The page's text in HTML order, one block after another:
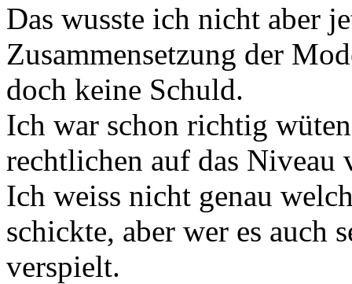
Das wusste ich nicht aber
Zusammensetzung der
doch keine Schuld.
Ich war schon richtig
rechtlichen auf das Niveau
Ich weiss nicht genau
schickte, aber wer es auch
verspielt.